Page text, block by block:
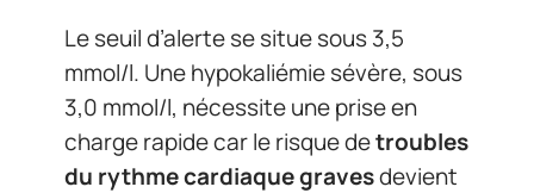
Le seuil d’alerte se situe sous 3,5
mmol/l. Une hypokaliémie sévère, sous
3,0 mmol/l, nécessite une prise en
charge rapide car le risque detroubles
du rythme cardiaque gravesdevient